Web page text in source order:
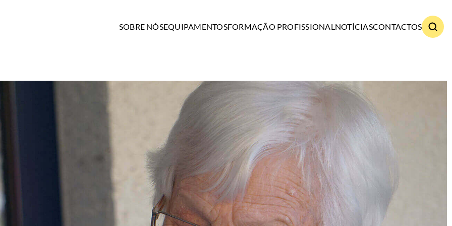
SOBRE NÓSEQUIPAMENTOSFORMAÇÃO PROFISSIONALNOTÍCIASCONTACTOS